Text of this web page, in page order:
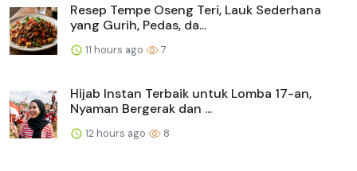
Resep Tempe Oseng Teri, Lauk Sederhana
yang Gurih, Pedas, da...
11 hours ago 7
Hijab Instan Terbaik untuk Lomba 17-an,
Nyaman Bergerak dan ...
12 hours ago 8